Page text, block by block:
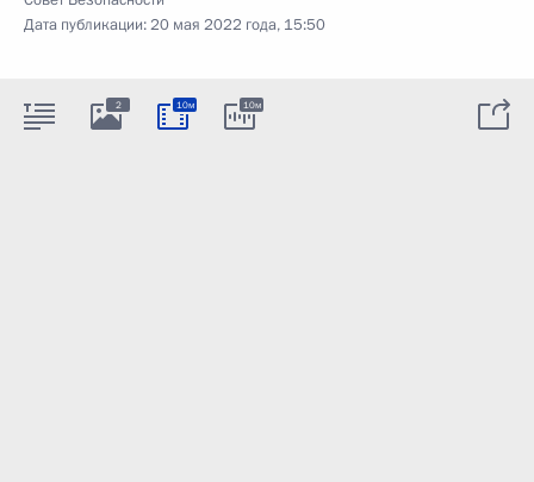
Дата публикации:20 мая 2022 года, 15:50
2 10м 10м